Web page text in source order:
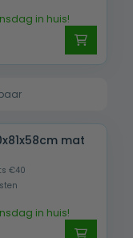
in huis!
mat
€40
in huis!